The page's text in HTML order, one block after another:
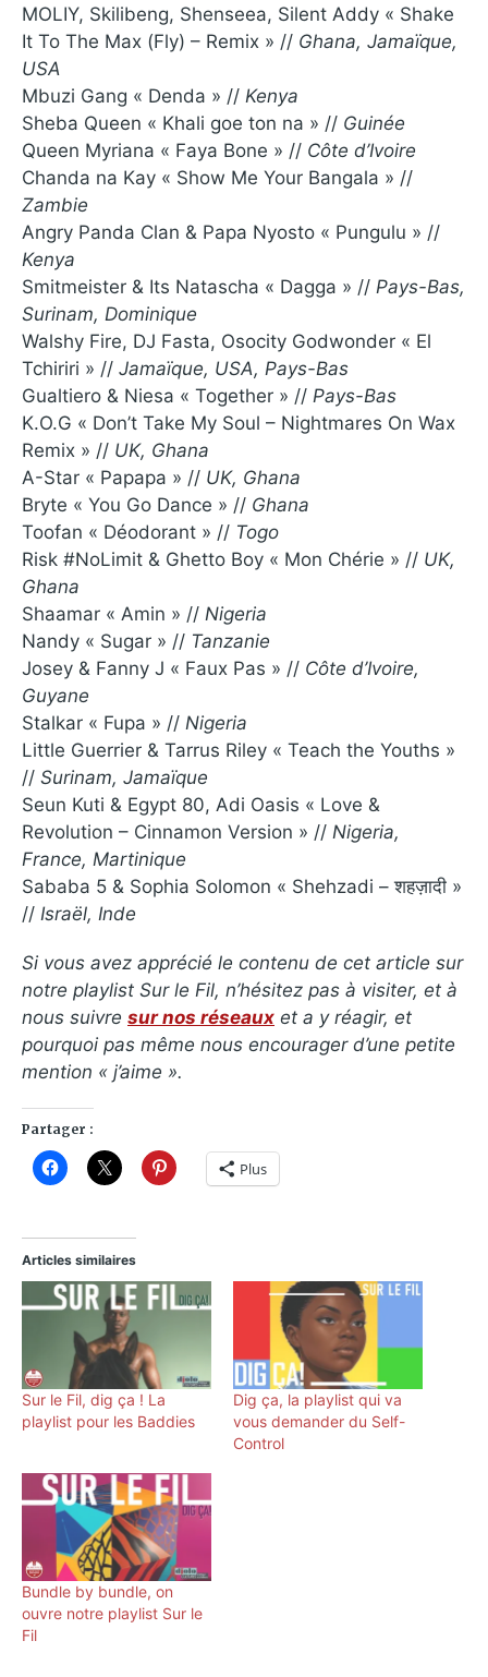
MOLIY, Skilibeng, Shenseea, Silent Addy « Shake
It To The Max (Fly) – Remix » // Ghana, Jamaïque,
USA
Mbuzi Gang « Denda » // Kenya
Sheba Queen « Khali goe ton na » // Guinée
Queen Myriana « Faya Bone » // Côte d’Ivoire
Chanda na Kay « Show Me Your Bangala » //
Zambie
Angry Panda Clan & Papa Nyosto « Pungulu » //
Kenya
Smitmeister & Its Natascha « Dagga » // Pays-Bas,
Surinam, Dominique
Walshy Fire, DJ Fasta, Osocity Godwonder « El
Tchiriri » // Jamaïque, USA, Pays-Bas
Gualtiero & Niesa « Together » // Pays-Bas
K.O.G « Don’t Take My Soul – Nightmares On Wax
Remix » // UK, Ghana
A-Star « Papapa » // UK, Ghana
Bryte « You Go Dance » // Ghana
Toofan « Déodorant » // Togo
Risk #NoLimit & Ghetto Boy « Mon Chérie » // UK,
Ghana
Shaamar « Amin » // Nigeria
Nandy « Sugar » // Tanzanie
Josey & Fanny J « Faux Pas » // Côte d’Ivoire,
Guyane
Stalkar « Fupa » // Nigeria
Little Guerrier & Tarrus Riley « Teach the Youths »
// Surinam, Jamaïque
Seun Kuti & Egypt 80, Adi Oasis « Love &
Revolution – Cinnamon Version » // Nigeria,
France, Martinique
Sababa 5 & Sophia Solomon « Shehzadi – शहज़ादी »
// Israël, Inde
Si vous avez apprécié le contenu de cet article sur
notre playlist Sur le Fil, n’hésitez pas à visiter, et à
nous suivre sur nos réseaux et a y réagir, et
pourquoi pas même nous encourager d’une petite
mention « j’aime ».
Partager :
Plus
Articles similaires
Sur le Fil, dig ça ! La
playlist pour les Baddies
Dig ça, la playlist qui va
vous demander du Self-
Control
Bundle by bundle, on
ouvre notre playlist Sur le
Fil